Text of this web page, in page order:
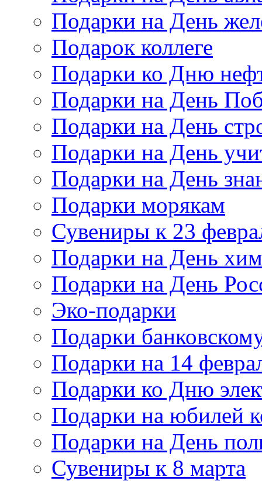
Подарки на День
Подарок коллеге
Подарки ко Дню
Подарки на День
Подарки на День
Подарки на День
Подарки на День
Подарки морякам
Сувениры к 23
Подарки на День
Подарки на День
Эко-подарки
Подарки
Подарки на 14
Подарки ко Дню
Подарки на юбилей
Подарки на День
Сувениры к 8 марта